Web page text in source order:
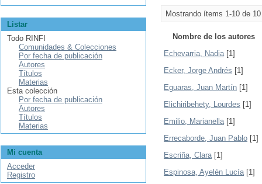
Mostrando ítems 1-10 de 10
Nombre de los autores
Echevarria, Nadia[1]
Ecker, Jorge Andrés [1]
Eguaras, Juan Martín [1]
Elichiribehety, Lourdes [1]
Emilio, Marianella[1]
Errecaborde, Juan Pablo [1]
Escriña, Clara[1]
Espinosa, Ayelén Lucía[1]
Listar
Todo RINFI
Comunidades & Colecciones
Por fecha de publicación
Autores
Títulos
Materias
Esta colección
Por fecha de publicación
Autores
Títulos
Materias
Mi cuenta
Acceder
Registro